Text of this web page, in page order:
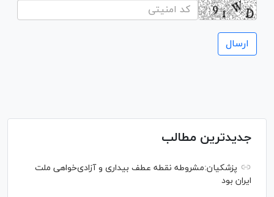
جدیدترین مطالب
پزشکیان:مشروطه نقطه عطف بیداری و آزادی‌خواهی ملت
ایران بود